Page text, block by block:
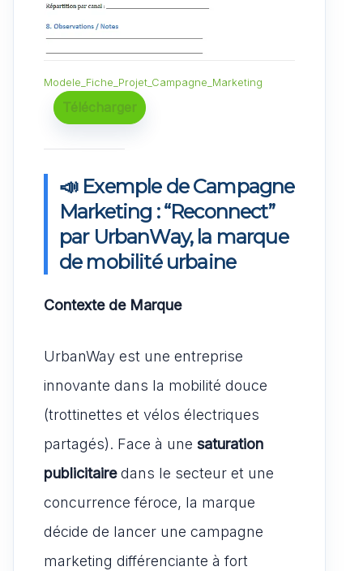
Modele_Fiche_Projet_Campagne_Marketing
Télécharger
📣 Exemple de Campagne
Marketing : “Reconnect”
par UrbanWay, la marque
de mobilité urbaine
Contexte de Marque
UrbanWay est une entreprise
innovante dans la mobilité douce
(trottinettes et vélos électriques
partagés). Face à une saturation
publicitairedans le secteur et une
concurrence féroce, la marque
décide de lancer une campagne
marketing différenciante à fort